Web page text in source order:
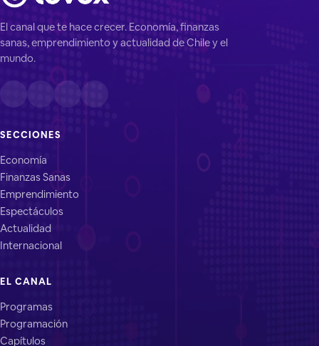
El canal que te hace crecer. Economía, finanzas
sanas, emprendimiento y actualidad de Chile y el
mundo.
SECCIONES
Economía
Finanzas Sanas
Emprendimiento
Espectáculos
Actualidad
Internacional
EL CANAL
Programas
Programación
Capítulos